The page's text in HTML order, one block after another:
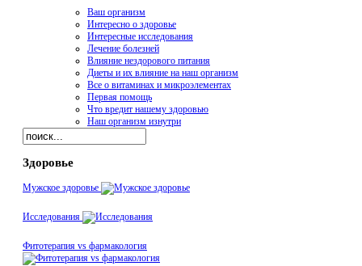
Ваш организм
Интересно о здоровье
Интересные исследования
Лечение болезней
Влияние нездорового питания
Диеты и их влияние на наш организм
Все о витаминах и микроэлементах
Первая помощь
Что вредит нашему здоровью
Наш организм изнутри
Здоровье
Мужское здоровье
Исследования
Фитотерапия vs фармакология